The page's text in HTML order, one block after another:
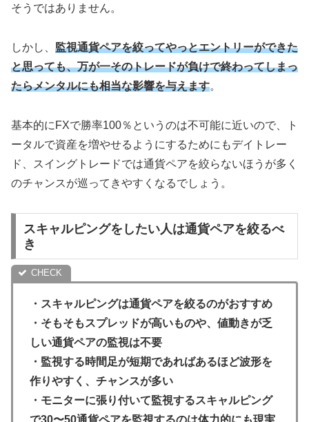
そうではありません。
しかし、 監視通貨ペアを絞ってやっとエントリーができた
と思っても、万が一そのトレードが負けで終わってしまっ
たらメンタルにも相当な影響を与えます。
基本的にFXで勝率100％というのは不可能に近いので、ト
ータルで資産を増やせるようにするためにもデイトレー
ド、スイングトレードでは通貨ペアを絞らないほうが多く
のチャンスが巡ってきやすくなるでしょう。
スキャルピングをしたい人は通貨ペアを絞るべ
き
・スキャルピングは通貨ペアを絞るのがおすすめ
・そもそもスプレッドが高いものや、値動きが乏
しい通貨ペアの監視は不要
・監視する時間足が短期であればあるほど波形を
作りやすく、チャンスが多い
・モニターに張り付いて監視するスキャルピング